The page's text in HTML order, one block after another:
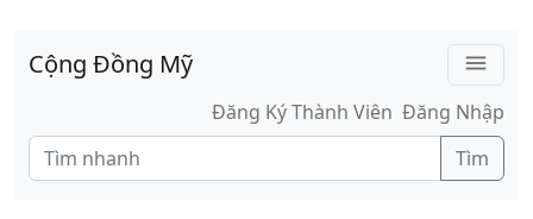
Cộng Đồng Mỹ
menu
Đăng Ký Thành Viên Đăng Nhập
Tìm